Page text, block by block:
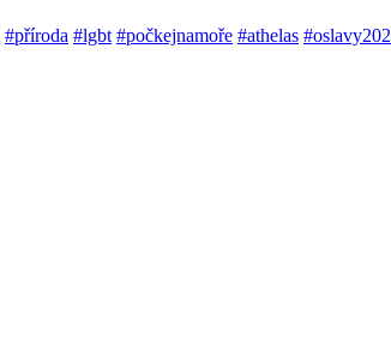
#příroda #lgbt #počkejnamoře #athelas